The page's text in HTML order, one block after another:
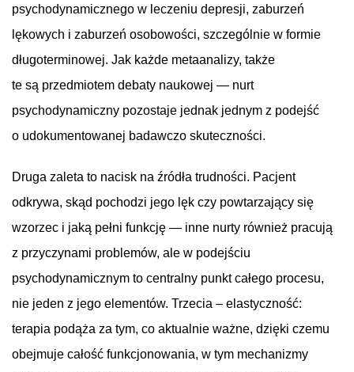
psychodynamicznego w leczeniu depresji, zaburzeń
lękowych i zaburzeń osobowości, szczególnie w formie
długoterminowej. Jak każde metaanalizy, także
te są przedmiotem debaty naukowej — nurt
psychodynamiczny pozostaje jednak jednym z podejść
o udokumentowanej badawczo skuteczności.
Druga zaleta to nacisk na źródła trudności. Pacjent
odkrywa, skąd pochodzi jego lęk czy powtarzający się
wzorzec i jaką pełni funkcję — inne nurty również pracują
z przyczynami problemów, ale w podejściu
psychodynamicznym to centralny punkt całego procesu,
nie jeden z jego elementów. Trzecia – elastyczność:
terapia podąża za tym, co aktualnie ważne, dzięki czemu
obejmuje całość funkcjonowania, w tym mechanizmy